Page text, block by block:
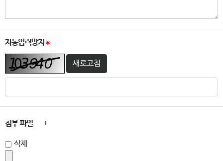
자동입력방지
새로고침
첨부 파일 +
삭제